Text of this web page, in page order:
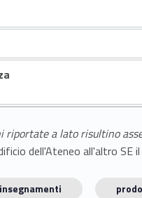
riportate a lato risultino
dell'Ateneo all'altro
insegnamenti